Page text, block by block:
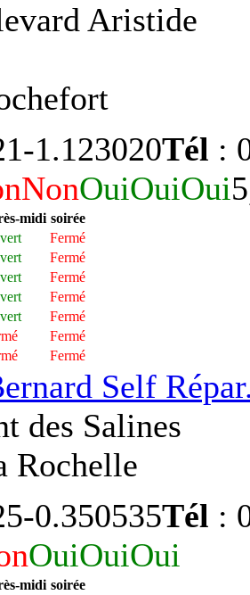
Aristide
-1.123020Tél :
NonOuiOuiOui
midi soirée
Fermé
Fermé
Fermé
Fermé
Fermé
Fermé
Fermé
Self
des Salines
Rochelle
-0.350535Tél :
OuiOuiOui
midi soirée